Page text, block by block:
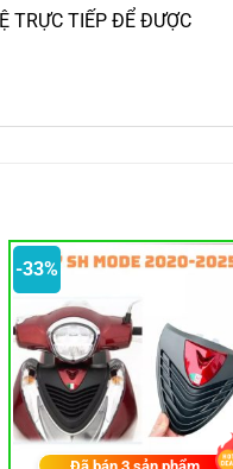
TRỰC TIẾP ĐỂ ĐƯỢC
-33%